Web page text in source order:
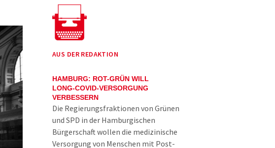
AUS DER REDAKTION
HAMBURG: ROT-GRÜN WILL
LONG-COVID-VERSORGUNG
VERBESSERN
Die Regierungsfraktionen von Grünen
und SPD in der Hamburgischen
Bürgerschaft wollen die medizinische
Versorgung von Menschen mit Post-